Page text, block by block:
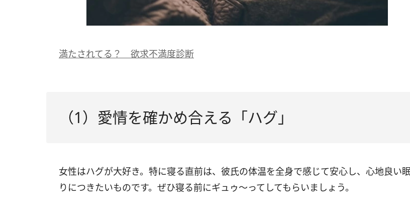
満たされてる？ 欲求不満度診断
（1）愛情を確かめ合える「ハグ」
女性はハグが大好き。特に寝る直前は、彼氏の体温を全身で感じて安心し、心地良い
りにつきたいものです。ぜひ寝る前にギュゥ～ってしてもらいましょう。